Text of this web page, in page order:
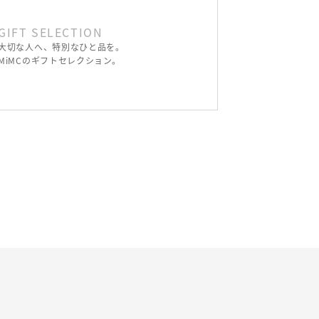
SELECTION
切な人へ、特別なひと品を。
のギフトセレクション。